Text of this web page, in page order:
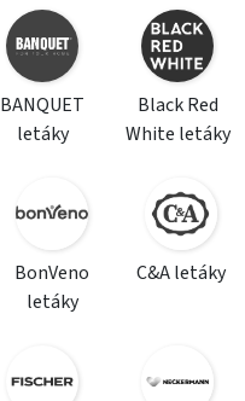
BANQUET
letáky
Black Red
White letáky
BonVeno
letáky
C&A letáky